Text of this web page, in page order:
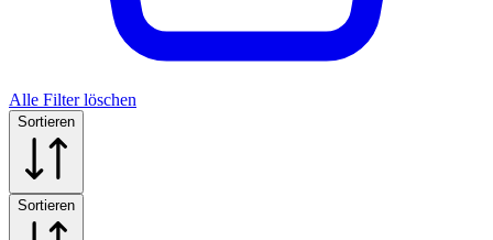
Alle Filter löschen
Sortieren
Sortieren